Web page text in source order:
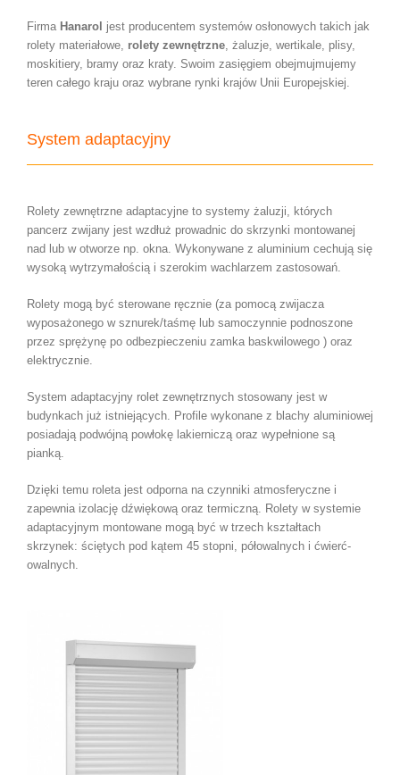
Firma Hanarol jest producentem systemów osłonowych takich jak
rolety materiałowe, rolety zewnętrzne, żaluzje, wertikale, plisy,
moskitiery, bramy oraz kraty. Swoim zasięgiem obejmujmujemy
teren całego kraju oraz wybrane rynki krajów Unii Europejskiej.
System adaptacyjny
Rolety zewnętrzne adaptacyjne to systemy żaluzji, których
pancerz zwijany jest wzdłuż prowadnic do skrzynki montowanej
nad lub w otworze np. okna. Wykonywane z aluminium cechują się
wysoką wytrzymałością i szerokim wachlarzem zastosowań.
Rolety mogą być sterowane ręcznie (za pomocą zwijacza
wyposażonego w sznurek/taśmę lub samoczynnie podnoszone
przez sprężynę po odbezpieczeniu zamka baskwilowego ) oraz
elektrycznie.
System adaptacyjny rolet zewnętrznych stosowany jest w
budynkach już istniejących. Profile wykonane z blachy aluminiowej
posiadają podwójną powłokę lakierniczą oraz wypełnione są
pianką.
Dzięki temu roleta jest odporna na czynniki atmosferyczne i
zapewnia izolację dźwiękową oraz termiczną. Rolety w systemie
adaptacyjnym montowane mogą być w trzech kształtach
skrzynek: ściętych pod kątem 45 stopni, półowalnych i ćwierć-
owalnych.